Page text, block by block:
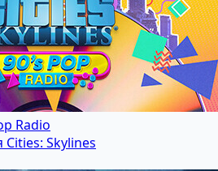
Radio
Cities: Skylines